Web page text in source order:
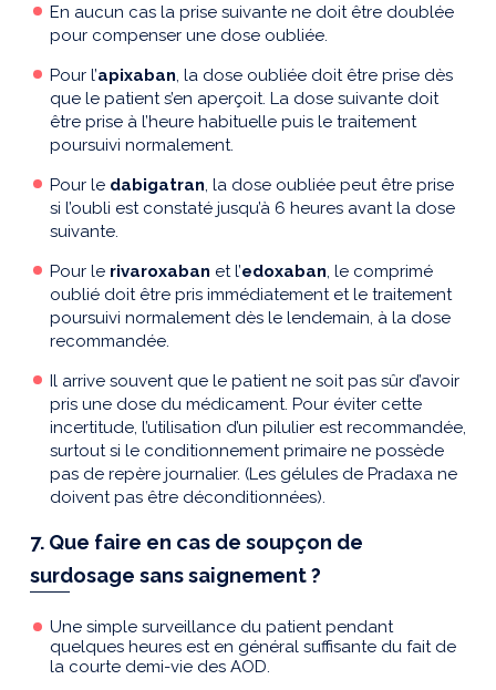
En aucun cas la prise suivante ne doit être doublée
pour compenser une dose oubliée.
Pour l’apixaban, la dose oubliée doit être prise dès
que le patient s’en aperçoit. La dose suivante doit
être prise à l’heure habituelle puis le traitement
poursuivi normalement.
Pour le dabigatran, la dose oubliée peut être prise
si l’oubli est constaté jusqu’à 6 heures avant la dose
suivante.
Pour le rivaroxaban et l’edoxaban, le comprimé
oublié doit être pris immédiatement et le traitement
poursuivi normalement dès le lendemain, à la dose
recommandée.
Il arrive souvent que le patient ne soit pas sûr d’avoir
pris une dose du médicament. Pour éviter cette
incertitude, l’utilisation d’un pilulier est recommandée,
surtout si le conditionnement primaire ne possède
pas de repère journalier. (Les gélules de Pradaxa ne
doivent pas être déconditionnées).
7. Que faire en cas de soupçon de
surdosage sans saignement ?
Une simple surveillance du patient pendant
quelques heures est en général suffisante du fait de
la courte demi-vie des AOD.